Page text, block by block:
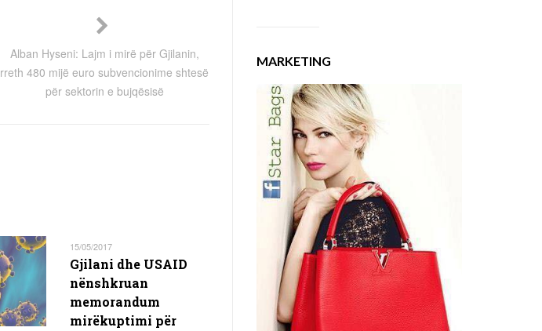
Alban Hyseni: Lajm i mirë për Gjilanin,
rreth 480 mijë euro subvencionime shtesë
për sektorin e bujqësisë
15/05/2017
Gjilani dhe USAID
nënshkruan
memorandum
mirëkuptimi për
MARKETING